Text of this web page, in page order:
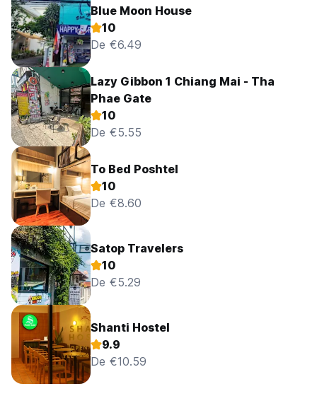
Blue Moon House
10
De €6.49
Lazy Gibbon 1 Chiang Mai - Tha
Phae Gate
10
De €5.55
To Bed Poshtel
10
De €8.60
Satop Travelers
10
De €5.29
Shanti Hostel
9.9
De €10.59